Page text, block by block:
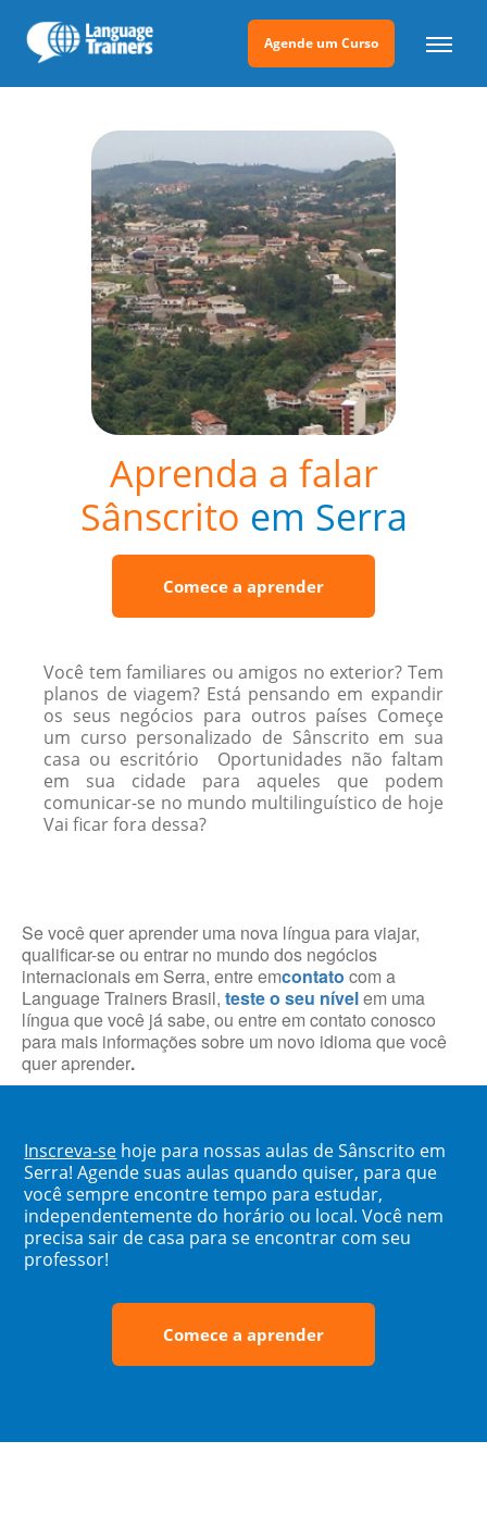
Agende um Curso
Aprenda a falar
Sânscrito em Serra
Comece a aprender
Você tem familiares ou amigos no exterior? Tem
planos de viagem? Está pensando em expandir
os seus negócios para outros países Começe
um curso personalizado de Sânscrito em sua
casa ou escritório Oportunidades não faltam
em sua cidade para aqueles que podem
comunicar-se no mundo multilinguístico de hoje
Vai ficar fora dessa?
Se você quer aprender uma nova língua para viajar,
qualificar-se ou entrar no mundo dos negócios
internacionais em Serra, entre emcontato com a
Language Trainers Brasil, teste o seu nívelem uma
língua que você já sabe, ou entre em contato conosco
para mais informações sobre um novo idioma que você
quer aprender.
Inscreva-se hoje para nossas aulas de Sânscrito em
Serra! Agende suas aulas quando quiser, para que
você sempre encontre tempo para estudar,
independentemente do horário ou local. Você nem
precisa sair de casa para se encontrar com seu
professor!
Comece a aprender